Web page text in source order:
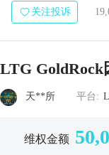
关注投诉
LTG GoldRock
天**所 平台:
维权金额